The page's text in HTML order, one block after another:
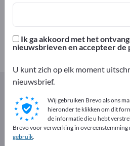
Distributeurs
1
Exportpages
Gemaksproducten
Adverteer gratis op
Behoeften – Aanbiedingen –
Ik ga akkoord met het
nieuwsbrieven en accepteer
U kunt zich op elk moment
nieuwsbrief.
Wij gebruiken Brevo als ons
hieronder te klikken om dit
de informatie die u hebt
Brevo voor verwerking in overeenstemming
gebruik.